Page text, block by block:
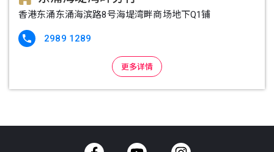
香港东涌东涌海滨路8号海堤湾畔商场地下Q1铺
 2989 1289
更多详情